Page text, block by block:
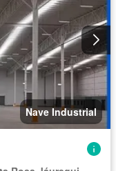
Nave Industrial